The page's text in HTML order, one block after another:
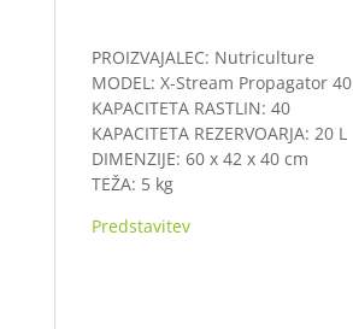
PROIZVAJALEC: Nutriculture
MODEL: X-Stream Propagator 40
KAPACITETA RASTLIN: 40
KAPACITETA REZERVOARJA: 20 L
DIMENZIJE: 60 x 42 x 40 cm
TEŽA: 5 kg
Predstavitev